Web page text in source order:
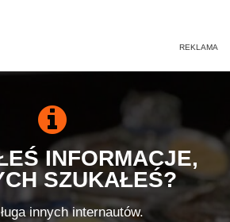
INFORMACJE,
SZUKAŁEŚ?
innych internautów.